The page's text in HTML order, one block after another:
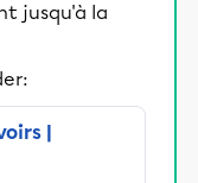
jusqu'à la
|